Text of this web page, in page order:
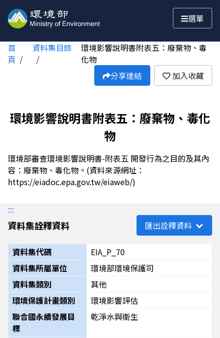
選單
首
頁
資料集目錄
環境影響說明書附表五：廢棄物、毒
化物
分享連結
加入收藏
環境影響說明書附表五：廢棄物、毒化
物
環境部審查環境影響說明書-附表五 開發行為之目的及其內
容：廢棄物、毒化物。(資料來源網址：
https://eiadoc.epa.gov.tw/eiaweb/)
:::
資料集詮釋資料 匯出詮釋資料
資料集代碼
EIA_P_70
資料集所屬單位
環境部環境保護司
資料集類別
其他
環境保護計畫類別
環境影響評估
聯合國永續發展目
標
乾淨水與衛生